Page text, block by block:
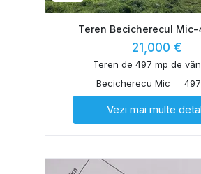
Teren Becicherecul Mic-
21,000 €
Teren de 497 mp de
Becicherecu Mic
Vezi mai multe